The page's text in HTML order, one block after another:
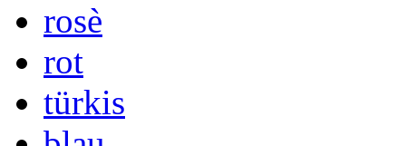
rosè
rot
türkis